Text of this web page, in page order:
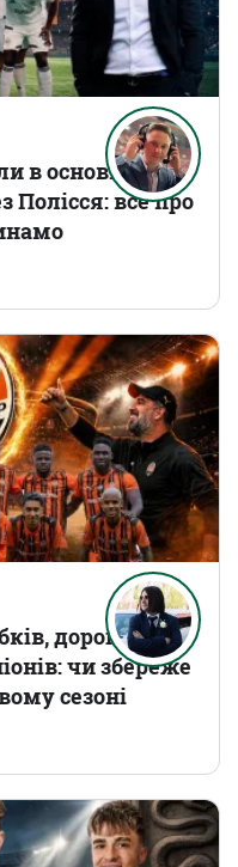
в основному
Полісся: все про
дорогі
чи збереже
сезоні